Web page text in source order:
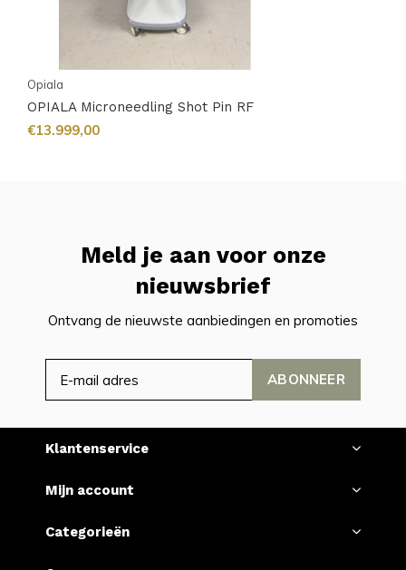
Opiala
OPIALA Microneedling Shot Pin RF
€13.999,00
Meld je aan voor onze
nieuwsbrief
Ontvang de nieuwste aanbiedingen en promoties
ABONNEER
Klantenservice
Mijn account
Categorieën